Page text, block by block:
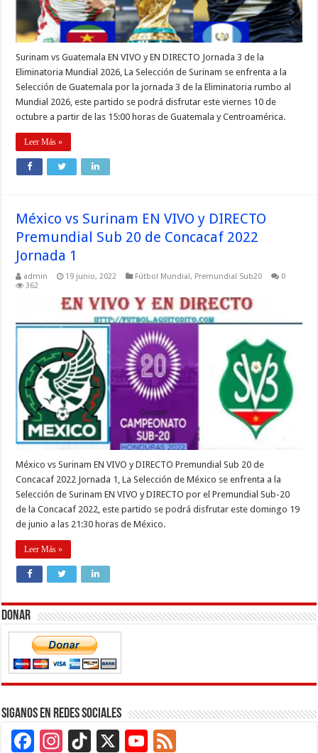
Surinam vs Guatemala EN VIVO y EN DIRECTO Jornada 3 de la
Eliminatoria Mundial 2026, La Selección de Surinam se enfrenta a la
Selección de Guatemala por la jornada 3 de la Eliminatoria rumbo al
Mundial 2026, este partido se podrá disfrutar este viernes 10 de
octubre a partir de las 15:00 horas de Guatemala y Centroamérica.
Leer Más »
México vs Surinam EN VIVO y DIRECTO
Premundial Sub 20 de Concacaf 2022
Jornada 1
admin 19 junio, 2022 Fútbol Mundial, Premundial Sub20
0
362
México vs Surinam EN VIVO y DIRECTO Premundial Sub 20 de
Concacaf 2022 Jornada 1, La Selección de México se enfrenta a la
Selección de Surinam EN VIVO y DIRECTO por el Premundial Sub-20
de la Concacaf 2022, este partido se podrá disfrutar este domingo 19
de junio a las 21:30 horas de México.
Leer Más »
Donar
Siganos en Redes Sociales
Facebook
Instagram
TikTok
X
YouTube